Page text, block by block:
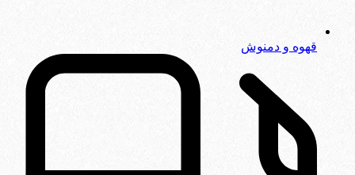
قهوه و دمنوش